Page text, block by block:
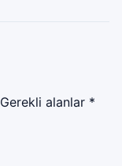
Gerekli alanlar *